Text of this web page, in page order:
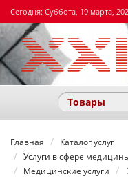
Сегодня: Суббота, 19 марта,
Товары
Главная
Каталог услуг
Услуги в сфере
Медицинские услуги